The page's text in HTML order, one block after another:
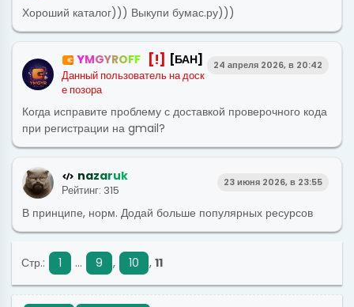
Хороший каталог))) Выкупи бумас.ру)))
YMGYROFF [!] [БАН] 24 апреля 2026, в 20:42
Данный пользователь на доск
е позора
Когда исправите проблему с доставкой проверочного кода
при регистрации на gmail?
nazaruk 23 июня 2026, в 23:55
Рейтинг: 315
В принципе, норм. Додай больше популярных ресурсов
Стр.: 1 ... 9 , 10 , 11